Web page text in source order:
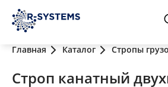
Главная Каталог Стропы
Строп канатный